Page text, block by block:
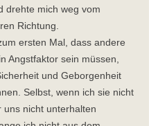
drehte mich weg vom
Richtung.
ersten Mal, dass andere
Angstfaktor sein müssen,
und Geborgenheit
Selbst, wenn ich sie nicht
uns nicht unterhalten